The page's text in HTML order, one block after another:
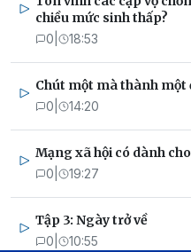
chiều mức sinh thấp?
0 18:53
Chút một mà thành một
0 14:20
Mạng xã hội có dành
0 19:27
Tập 3: Ngày trở về
0 10:55